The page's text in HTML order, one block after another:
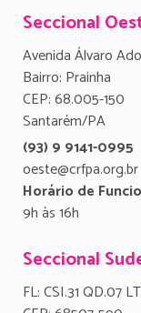
Seccional
Avenida Álvaro
Bairro: Prainha
CEP: 68.005-150
Santarém/PA
(93) 9 9141-0995
oeste@crfpa.org.br
Horário de
9h às 16h
Seccional
FL: CSI.31 QD.07